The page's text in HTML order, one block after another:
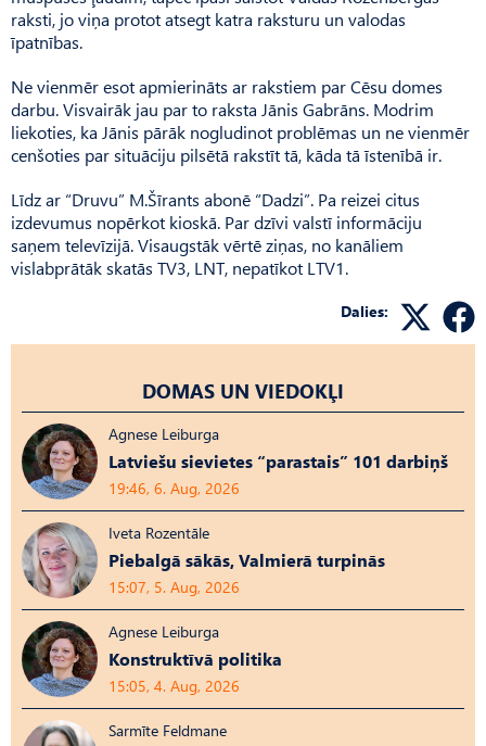
raksti, jo viņa protot atsegt katra raksturu un valodas
īpatnības.
Ne vienmēr esot apmierināts ar rakstiem par Cēsu domes
darbu. Visvairāk jau par to raksta Jānis Gabrāns. Modrim
liekoties, ka Jānis pārāk nogludinot problēmas un ne vienmēr
cenšoties par situāciju pilsētā rakstīt tā, kāda tā īstenībā ir.
Līdz ar “Druvu” M.Šīrants abonē “Dadzi”. Pa reizei citus
izdevumus nopērkot kioskā. Par dzīvi valstī informāciju
saņem televīzijā. Visaugstāk vērtē ziņas, no kanāliem
vislabprātāk skatās TV3, LNT, nepatīkot LTV1.
Dalies:
DOMAS UN VIEDOKĻI
Agnese Leiburga
Latviešu sievietes “parastais” 101 darbiņš
19:46, 6. Aug, 2026
Iveta Rozentāle
Piebalgā sākās, Valmierā turpinās
15:07, 5. Aug, 2026
Agnese Leiburga
Konstruktīvā politika
15:05, 4. Aug, 2026
Sarmīte Feldmane